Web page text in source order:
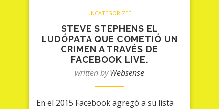
UNCATEGORIZED
STEVE STEPHENS EL
LUDÓPATA QUE COMETIÓ UN
CRIMEN A TRAVÉS DE
FACEBOOK LIVE.
written byWebsense
En el 2015 Facebook agregó a su lista